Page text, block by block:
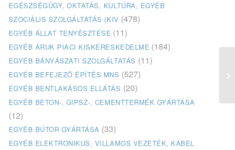
EGÉSZSÉGÜGY, OKTATÁS, KULTÚRA, EGYÉB
SZOCIÁLIS SZOLGÁLTATÁS (KIV (478)
EGYÉB ÁLLAT TENYÉSZTÉSE (11)
EGYÉB ÁRUK PIACI KISKERESKEDELME (184)
EGYÉB BÁNYÁSZATI SZOLGÁLTATÁS (11)
EGYÉB BEFEJEZŐ ÉPÍTÉS MNS (527)
EGYÉB BENTLAKÁSOS ELLÁTÁS (20)
EGYÉB BETON-, GIPSZ-, CEMENTTERMÉK GYÁRTÁSA
(12)
EGYÉB BÚTOR GYÁRTÁSA (33)
EGYÉB ELEKTRONIKUS, VILLAMOS VEZETÉK, KÁBEL